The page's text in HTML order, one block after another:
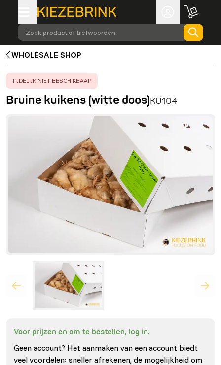
Zoek product of trefwoorden
WHOLESALE SHOP
ERROR :
TIJDELIJK NIET BESCHIKBAAR
Bruine kuikens (witte doos)KU104
Voor prijzen en om te bestellen, log in.
Geen account? Het aanmaken van een account biedt
veel voordelen: sneller afrekenen, de mogelijkheid om